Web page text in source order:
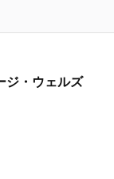
ジ・ウェルズ